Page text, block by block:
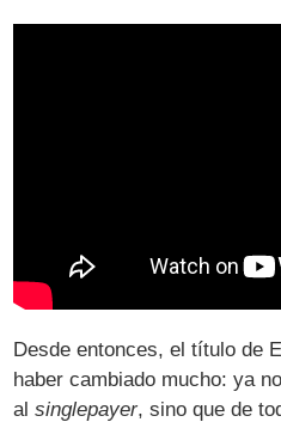
Desde entonces, el título de
haber cambiado mucho: ya
alsinglepayer, sino que de